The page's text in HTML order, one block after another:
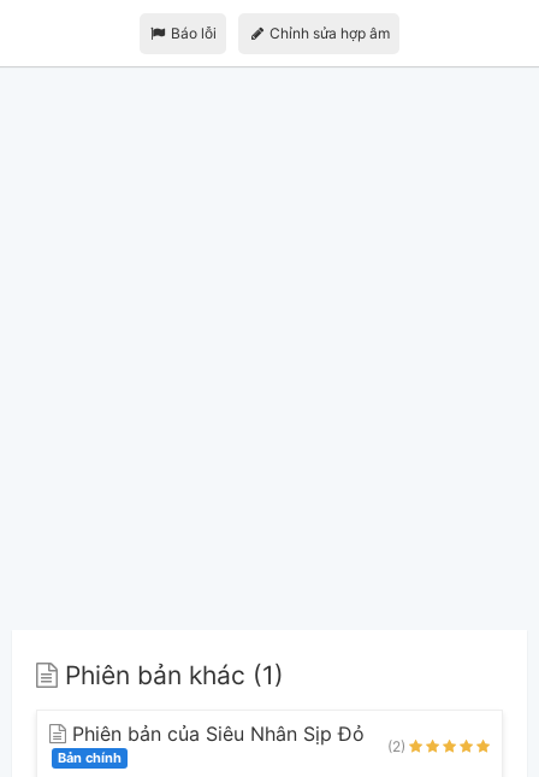
Báo lỗi Chỉnh sửa hợp âm
Phiên bản khác (1)
Phiên bản của Siêu Nhân Sịp Đỏ
Bản chính
(2)